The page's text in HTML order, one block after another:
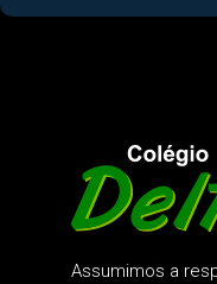
Assumimos a